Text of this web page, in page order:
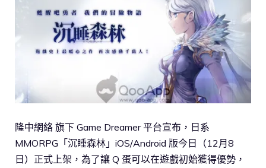
隆中網絡 旗下 Game Dreamer 平台宣布，日系
MMORPG「沉睡森林」iOS/Android 版今日（12月8
日）正式上架，為了讓 Q 蛋可以在遊戲初始獲得優勢，